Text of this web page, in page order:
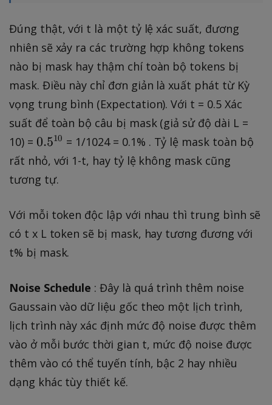
Đúng thật, với t là một tỷ lệ xác suất, đương
nhiên sẽ xảy ra các trường hợp không tokens
nào bị mask hay thậm chí toàn bộ tokens bị
mask. Điều này chỉ đơn giản là xuất phát từ Kỳ
vọng trung bình (Expectation). Với t = 0.5 Xác
suất để toàn bộ câu bị mask (giả sử độ dài L =
10) = 0
.
^
1
0
}
0.510 = 1/1024 = 0.1% . Tỷ lệ mask toàn bộ
rất nhỏ, với 1-t, hay tỷ lệ không mask cũng
tương tự.
Với mỗi token độc lập với nhau thì trung bình sẽ
có t x L token sẽ bị mask, hay tương đương với
t% bị mask.
Noise Schedule : Đây là quá trình thêm noise
Gaussain vào dữ liệu gốc theo một lịch trình,
lịch trình này xác định mức độ noise được thêm
vào ở mỗi bước thời gian t, mức độ noise được
thêm vào có thể tuyến tính, bậc 2 hay nhiều
dạng khác tùy thiết kế.